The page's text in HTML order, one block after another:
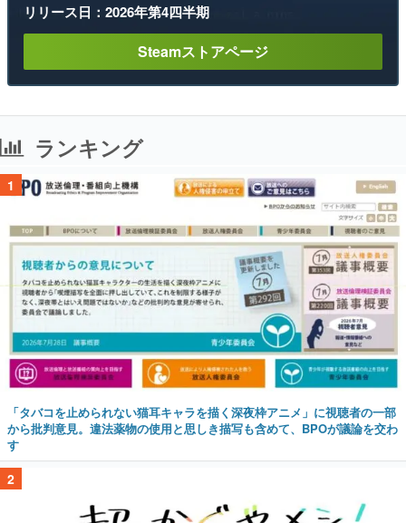
リリース日：2026年第4四半期
Steamストアページ
ランキング
1
「タバコを止められない猫耳キャラを描く深夜枠アニメ」に視聴者の一部
から批判意見。違法薬物の使用と思しき描写も含めて、BPOが議論を交わ
す
2